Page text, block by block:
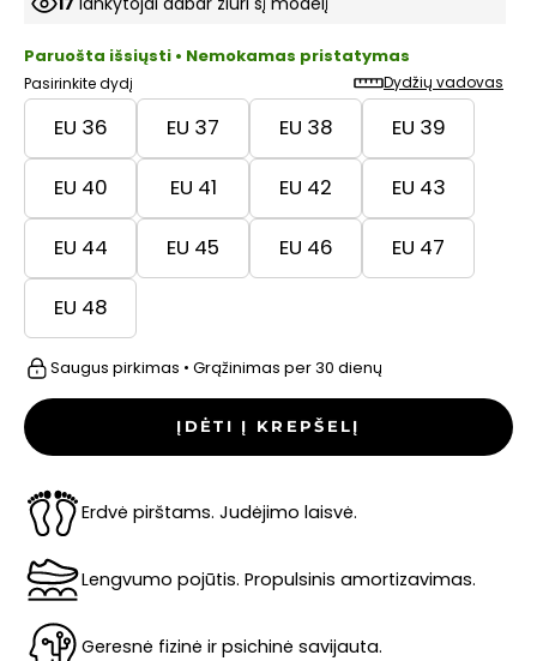
Paruošta išsiųsti • Nemokamas pristatymas
Pasirinkite dydį Dydžių vadovas
EU 36 EU 37 EU 38 EU 39
EU 40 EU 41 EU 42 EU 43
EU 44 EU 45 EU 46 EU 47
EU 48
Saugus pirkimas • Grąžinimas per 30 dienų
ĮDĖTI Į KREPŠELĮ
Erdvė pirštams. Judėjimo laisvė.
Lengvumo pojūtis. Propulsinis amortizavimas.
Geresnė fizinė ir psichinė savijauta.